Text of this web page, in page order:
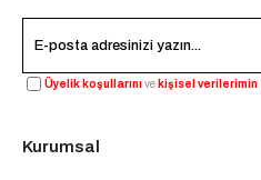
Üyelik koşullarınıve kişisel verilerimin
Kurumsal